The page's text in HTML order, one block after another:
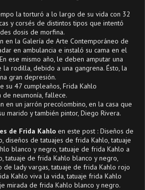
la torturó a lo largo de su vida con 32
y corsés de distintos tipos que intentó
dosis de morfina.
en la Galería de Arte Contemporáneo de
en ambulancia e instaló su cama en el
ese mismo año, le deben amputar una
rodilla, debido a una gangrena. Ésto, la
gran depresión.
su 47 cumpleaños, Frida Kahlo
neumonía, fallece.
en un jarrón precolombino, en la casa que
marido y también pintor, Diego Rivera.
de Frida Kahlo en este post : Diseños de
diseños de tatuajes de frida Kahlo, tatuaje
blanco y negro, tatuaje de frida Kahlo a
tatuaje de frida Kahlo blanco y negro,
de lady vargas, tatuaje de frida Kahlo rojo
Kahlo viva la vida, tatuaje frida Kahlo
mirada de frida Kahlo blanco y negro.